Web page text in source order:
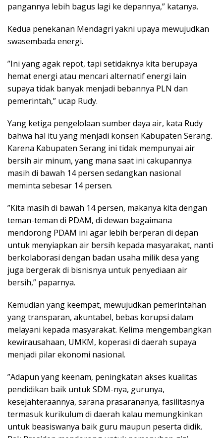
pangannya lebih bagus lagi ke depannya,” katanya.
Kedua penekanan Mendagri yakni upaya mewujudkan
swasembada energi.
”Ini yang agak repot, tapi setidaknya kita berupaya
hemat energi atau mencari alternatif energi lain
supaya tidak banyak menjadi bebannya PLN dan
pemerintah,” ucap Rudy.
Yang ketiga pengelolaan sumber daya air, kata Rudy
bahwa hal itu yang menjadi konsen Kabupaten Serang.
Karena Kabupaten Serang ini tidak mempunyai air
bersih air minum, yang mana saat ini cakupannya
masih di bawah 14 persen sedangkan nasional
meminta sebesar 14 persen.
”Kita masih di bawah 14 persen, makanya kita dengan
teman-teman di PDAM, di dewan bagaimana
mendorong PDAM ini agar lebih berperan di depan
untuk menyiapkan air bersih kepada masyarakat, nanti
berkolaborasi dengan badan usaha milik desa yang
juga bergerak di bisnisnya untuk penyediaan air
bersih,” paparnya.
Kemudian yang keempat, mewujudkan pemerintahan
yang transparan, akuntabel, bebas korupsi dalam
melayani kepada masyarakat. Kelima mengembangkan
kewirausahaan, UMKM, koperasi di daerah supaya
menjadi pilar ekonomi nasional.
”Adapun yang keenam, peningkatan akses kualitas
pendidikan baik untuk SDM-nya, gurunya,
kesejahteraannya, sarana prasarananya, fasilitasnya
termasuk kurikulum di daerah kalau memungkinkan
untuk beasiswanya baik guru maupun peserta didik.